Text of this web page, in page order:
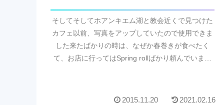
そしてそしてホアンキエム湖と教会近くで見つけた
カフェ以前、写真をアップしていたので使用できま
した来たばかりの時は、なぜか春巻きが食べたく
て、お店に行ってはSpring rollばかり頼んでいまし
2015.11.20 2021.02.16